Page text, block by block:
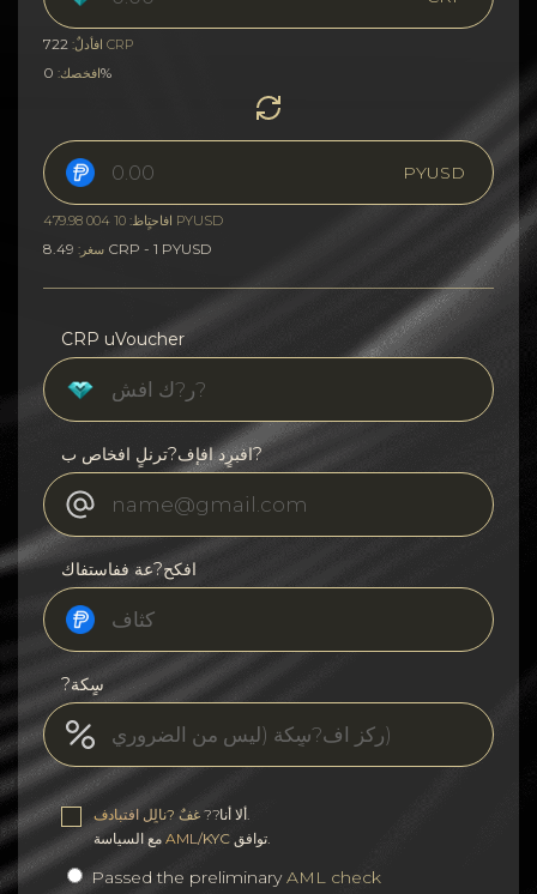
افأدلٌ: 722
CRP
افخصك:0%
PYUSD
افاحتٍاظ: 10 004 479.98 PYUSD
سغر: 8.49 CRP - 1 PYUSD
CRP uVoucher
افبرٍد افإف?ترنلٍ افخاص ب?
افكح?عة ففاستفاك
?سٍكة
ألا أنا?? غفٌ ?نالٍل افتبادف
AML/KYC
Passed the preliminaryAML check